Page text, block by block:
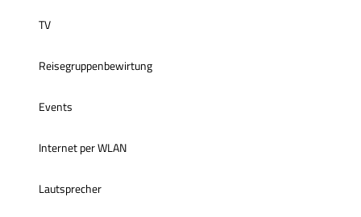
TV
Reisegruppenbewirtung
Events
Internet per WLAN
Lautsprecher